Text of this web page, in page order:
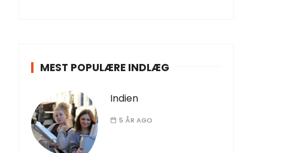
MEST POPULÆRE INDLÆG
Indien
5 ÅR AGO